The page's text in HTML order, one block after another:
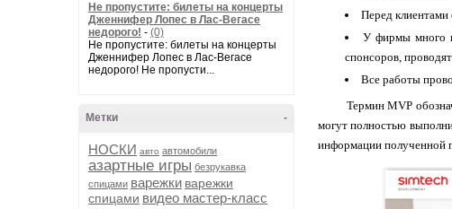
Не пропустите: билеты на концерты
Дженнифер Лопес в Лас-Вегасе
недорого! - (0)
Не пропустите: билеты на концерты
Дженнифер Лопес в Лас-Вегасе
недорого! Не пропусти...
-
Метки
НОСКИ авто автомобили
азартные игры безрукавка
спицами варежки варежки
спицами видео мастер-класс
Перед
У фирмы много
спонсоров,
Все работы
Термин MVP
могут полностью
информации полученной